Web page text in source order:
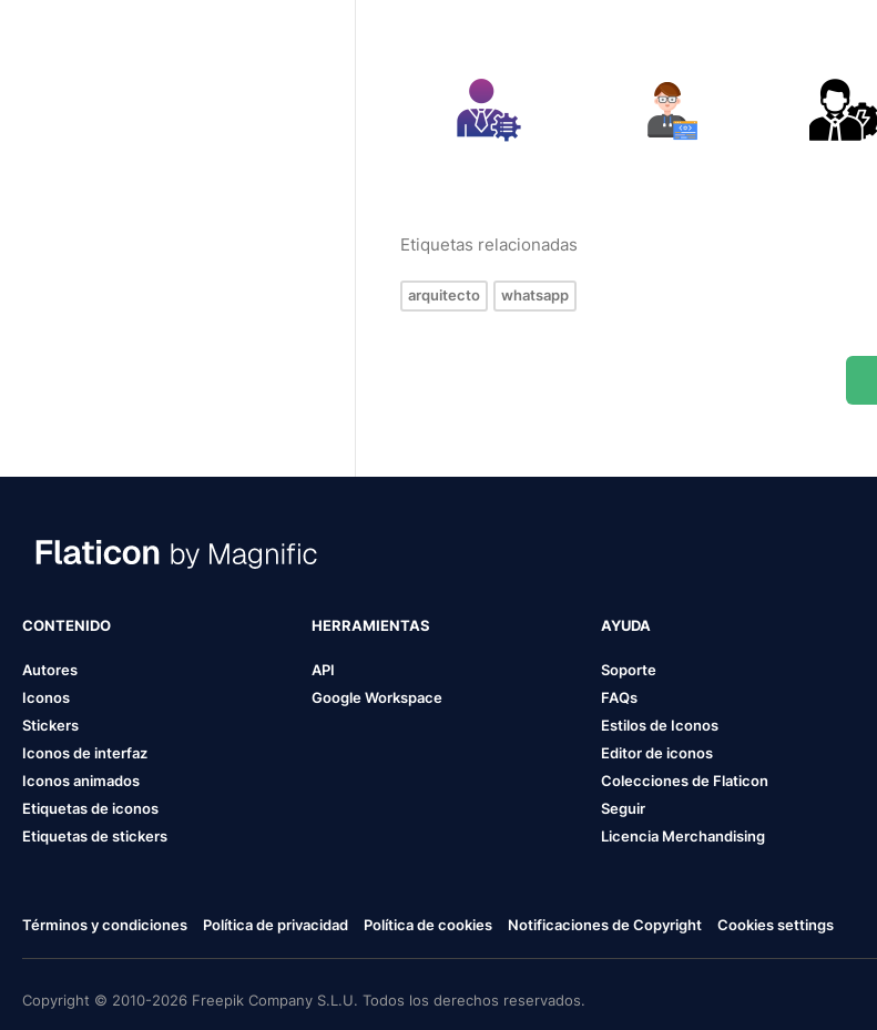
Etiquetas relacionadas
arquitecto whatsapp
CONTENIDO
Autores
Iconos
Stickers
Iconos de interfaz
Iconos animados
Etiquetas de iconos
Etiquetas de stickers
HERRAMIENTAS
API
Google Workspace
AYUDA
Soporte
FAQs
Estilos de Iconos
Editor de iconos
Colecciones de Flaticon
Seguir
Licencia Merchandising
Términos y condiciones Política de privacidad Política de cookies Notificaciones de Copyright Cookies settings
Copyright © 2010-2026 Freepik Company S.L.U. Todos los derechos reservados.